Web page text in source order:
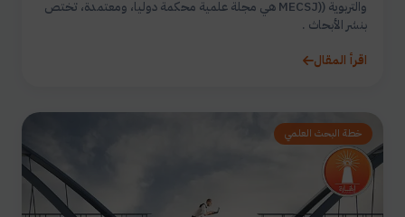
والتربوية ((MECSJ هي مجلة علمية محكمة دوليا، ومعتمدة، تختص
بنشر الأبحاث .
اقرأ المقال
خطة البحث العلمي